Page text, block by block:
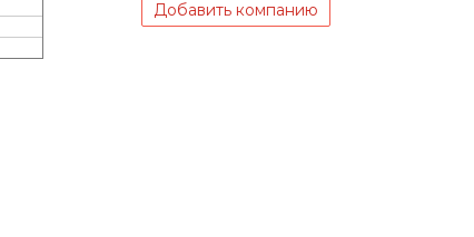
Добавить компанию